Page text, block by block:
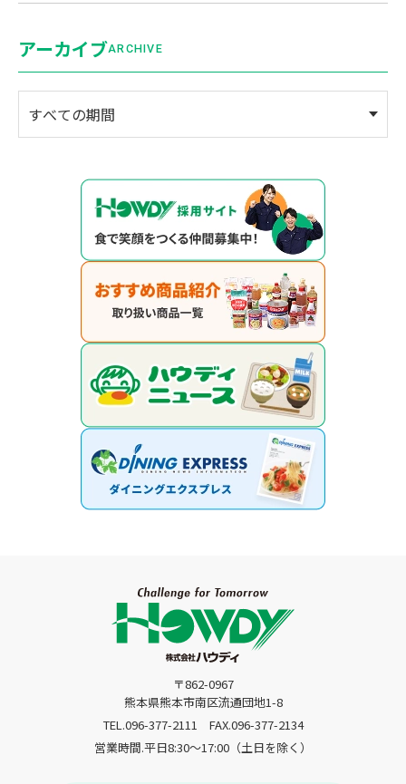
アーカイブARCHIVE
〒862-0967
熊本県熊本市南区流通団地1-8
TEL.096-377-2111
FAX.096-377-2134
営業時間.平日8:30〜17:00（土日を除く）